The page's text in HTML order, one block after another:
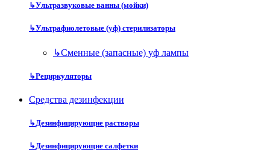
↳Ультразвуковые ванны (мойки)
↳Ультрафиолетовые (уф) стерилизаторы
↳Сменные (запасные) уф лампы
↳Рециркуляторы
Средства дезинфекции
↳Дезинфицирующие растворы
↳Дезинфицирующие салфетки